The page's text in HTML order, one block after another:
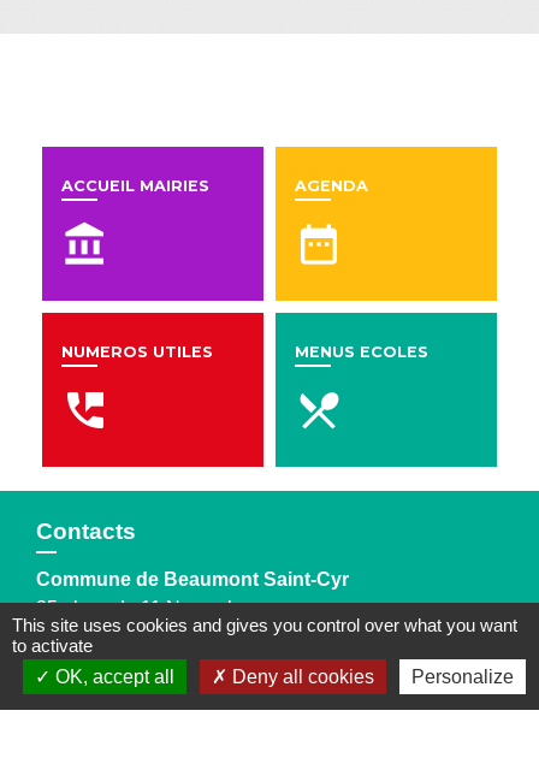
ACCUEIL MAIRIES
account_balance
AGENDA
date_range
NUMEROS UTILES
perm_phone_msg
MENUS ECOLES
local_dining
Contacts
Commune de Beaumont Saint-Cyr
25 place du 11 Novembre
86490 Beaumont Saint-Cyr - FRANCE
+33 5 49 85 50 55
Contact par formulaire
This site uses cookies and gives you control over what you want
to activate
OK, accept all
Deny all cookies Personalize